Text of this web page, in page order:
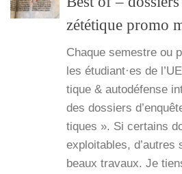
zététique promo
Chaque semestre ou
les étudiant·es de
tique & auto­dé­fense
des dos­siers
tiques ». Si cer­tains
exploi­tables, d’autres
beaux tra­vaux. Je